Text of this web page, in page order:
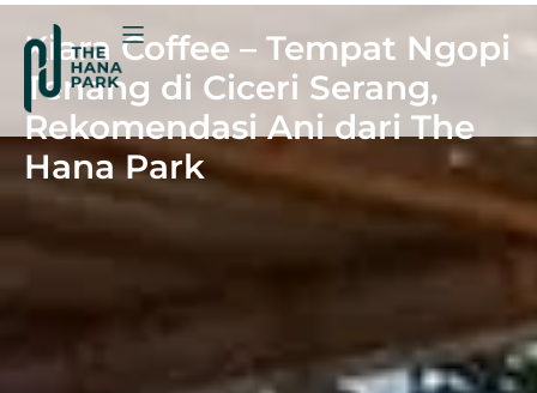
Kiara Coffee – Tempat Ngopi
Tenang di Ciceri Serang,
Rekomendasi Ani dari The
Hana Park